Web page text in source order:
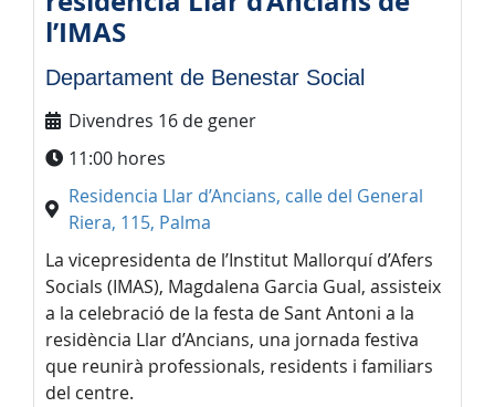
l’IMAS
Departament de Benestar Social
Divendres 16 de gener
11:00 hores
Residencia Llar d’Ancians, calle del General
Riera, 115, Palma
La vicepresidenta de l’Institut Mallorquí d’Afers
Socials (IMAS), Magdalena Garcia Gual, assisteix
a la celebració de la festa de Sant Antoni a la
residència Llar d’Ancians, una jornada festiva
que reunirà professionals, residents i familiars
del centre.